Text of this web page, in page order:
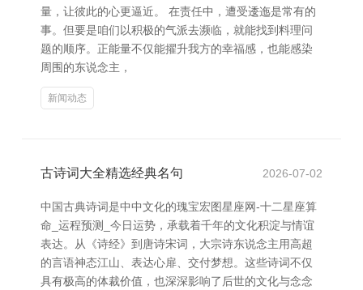
量，让彼此的心更逼近。 在责任中，遭受逶迤是常有的
事。但要是咱们以积极的气派去濒临，就能找到料理问
题的顺序。正能量不仅能擢升我方的幸福感，也能感染
周围的东说念主，
新闻动态
古诗词大全精选经典名句 2026-07-02
中国古典诗词是中中文化的瑰宝宏图星座网-十二星座算
命_运程预测_今日运势，承载着千年的文化积淀与情谊
表达。从《诗经》到唐诗宋词，大宗诗东说念主用高超
的言语神态江山、表达心扉、交付梦想。这些诗词不仅
具有极高的体裁价值，也深深影响了后世的文化与念念